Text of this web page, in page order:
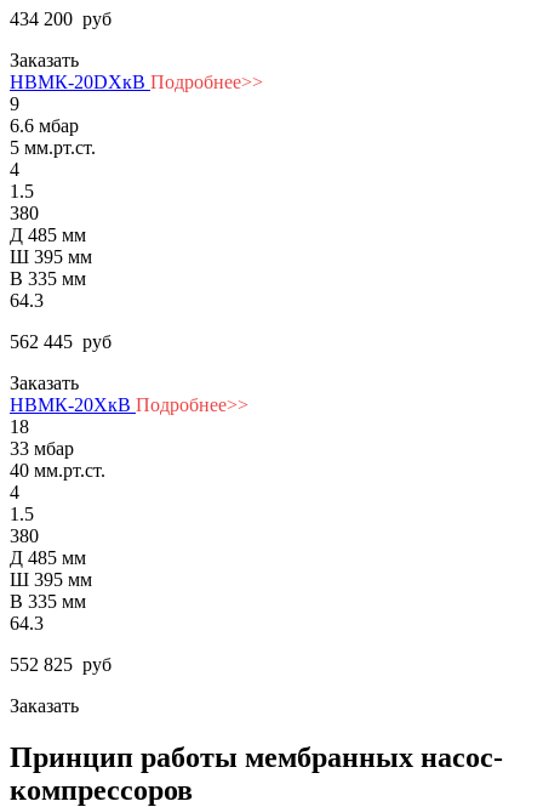
434 200 руб
Заказать
НВМК-20DХкВ Подробнее>>
9
6.6 мбар
5 мм.рт.ст.
4
1.5
380
Д 485 мм
Ш 395 мм
В 335 мм
64.3
562 445 руб
Заказать
НВМК-20ХкВ Подробнее>>
18
33 мбар
40 мм.рт.ст.
4
1.5
380
Д 485 мм
Ш 395 мм
В 335 мм
64.3
552 825 руб
Заказать
Принцип работы мембранных насос-
компрессоров